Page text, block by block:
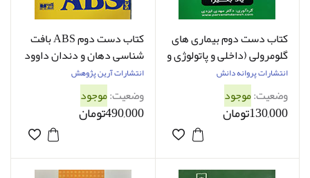
کتاب دست دوم بیماری های
گلومرولی (داخلی و پاتولوژی و
کودکان) مهدی ایزدی - کاملا
انتشارات پروانه دانش
وضعیت:موجود
130,000تومان
کتاب دست دوم ABS بافت
شناسی دهان و دندان داوود
رمزی - کاملا نو
انتشارات آرین پژوهش
وضعیت:موجود
490,000تومان